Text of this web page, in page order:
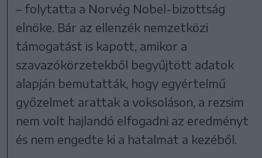
– folytatta a Norvég Nobel-bizottság
elnöke. Bár az ellenzék nemzetközi
támogatást is kapott, amikor a
szavazókörzetekből begyűjtött adatok
alapján bemutatták, hogy egyértelmű
győzelmet arattak a voksoláson, a rezsim
nem volt hajlandó elfogadni az eredményt
és nem engedte ki a hatalmat a kezéből.